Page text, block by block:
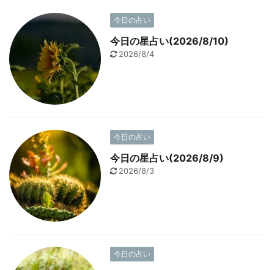
今日の占い
今日の星占い(2026/8/10)
2026/8/4
今日の占い
今日の星占い(2026/8/9)
2026/8/3
今日の占い